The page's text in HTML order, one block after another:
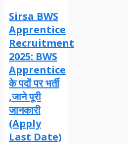
Sirsa BWS
Apprentice
Recruitment
2025: BWS
Apprentice
के पदों पर भर्ती
,जाने पूरी
जानकारी
(Apply
Last Date)